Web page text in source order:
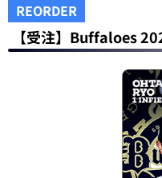
REORDER
【受注】Buffaloes